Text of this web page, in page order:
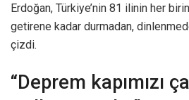
Erdoğan, Türkiye’nin 81 ilinin her
getirene kadar durmadan,
çizdi.
“Deprem kapımızı